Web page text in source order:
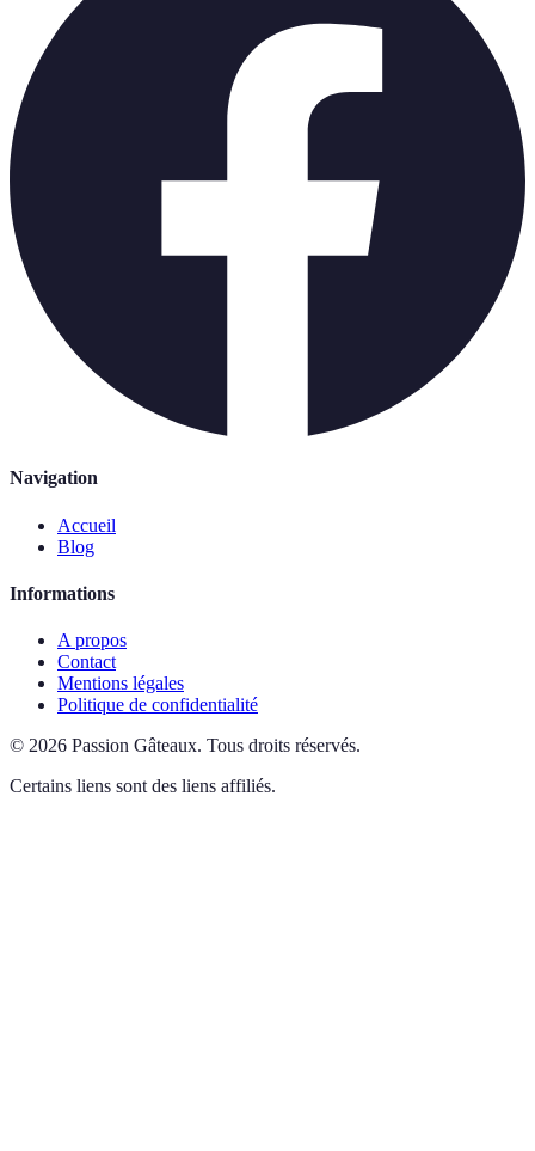
Navigation
Accueil
Blog
Informations
A propos
Contact
Mentions légales
Politique de confidentialité
© 2026 Passion Gâteaux. Tous droits réservés.
Certains liens sont des liens affiliés.